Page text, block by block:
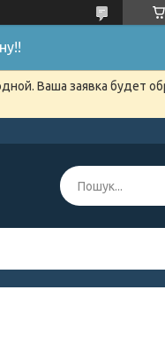
Ваша заявка будет